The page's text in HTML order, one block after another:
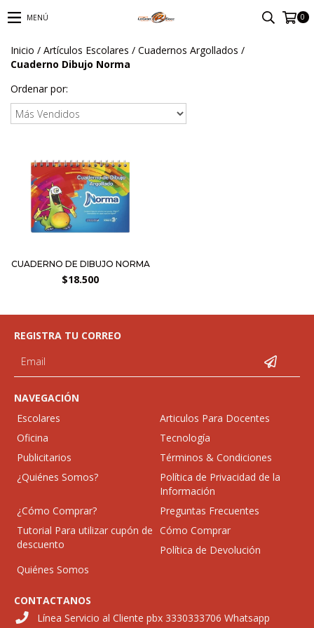
MENÚ 0
Inicio / Artículos Escolares / Cuadernos Argollados /
Cuaderno Dibujo Norma
Ordenar por:
CUADERNO DE DIBUJO NORMA
$18.500
REGISTRA TU CORREO
NAVEGACIÓN
Escolares
Articulos Para Docentes
Oficina
Tecnología
Publicitarios
Términos & Condiciones
¿Quiénes Somos?
Política de Privacidad de la
Información
¿Cómo Comprar?
Preguntas Frecuentes
Tutorial Para utilizar cupón de
descuento
Cómo Comprar
Política de Devolución
Quiénes Somos
CONTACTANOS
Línea Servicio al Cliente pbx 3330333706 Whatsapp